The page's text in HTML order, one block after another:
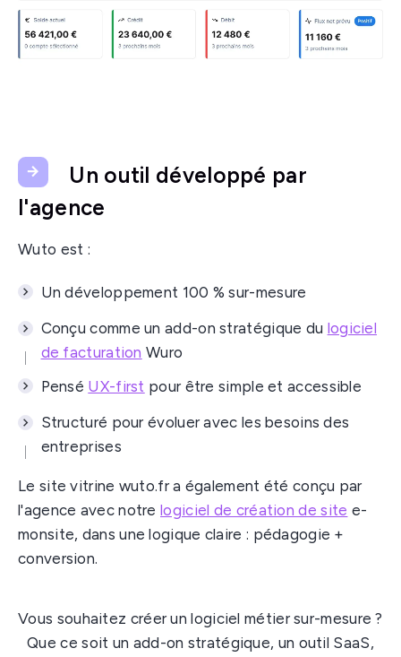
Un outil développé par
l'agence
Wuto est :
Un développement 100 % sur-mesure
Conçu comme un add-on stratégique du logiciel
de facturation Wuro
Pensé UX-first pour être simple et accessible
Structuré pour évoluer avec les besoins des
entreprises
Le site vitrine wuto.fr a également été conçu par
l'agence avec notrelogiciel de création de site e-
monsite, dans une logique claire : pédagogie +
conversion.
Vous souhaitez créer un logiciel métier sur-mesure ?
Que ce soit un add-on stratégique, un outil SaaS,